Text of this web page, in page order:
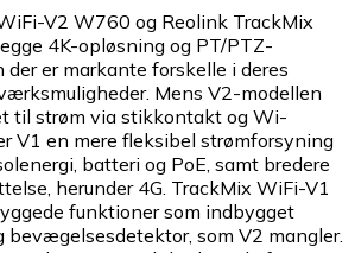
V2 W760 og Reolink TrackMix
4K-opløsning og PT/PTZ-
er markante forskelle i deres
Mens V2-modellen
til strøm via stikkontakt og Wi-
V1 en mere fleksibel strømforsyning
batteri og PoE, samt bredere
herunder 4G. TrackMix WiFi-V1
funktioner som indbygget
bevægelsesdetektor, som V2 mangler.